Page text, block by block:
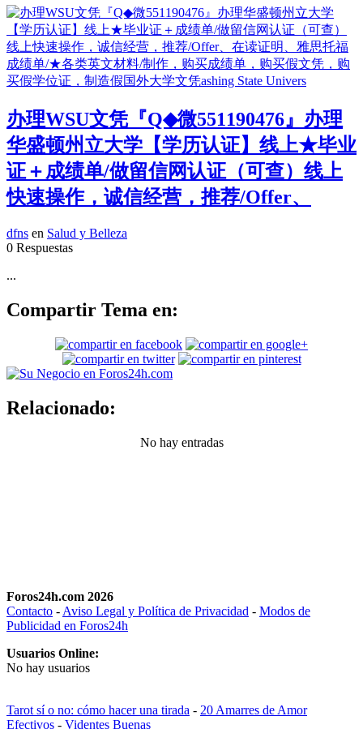
办理WSU文凭『Q◆微551190476』办理
华盛顿州立大学【学历认证】线上★毕业
证＋成绩单/做留信网认证（可查）线上
快速操作，诚信经营，推荐/Offer、
dfns en Salud y Belleza
0 Respuestas
...
Compartir Tema en:
Relacionado:
No hay entradas
Foros24h.com 2026
Contacto - Aviso Legal y Política de Privacidad - Modos de
Publicidad en Foros24h
Usuarios Online:
No hay usuarios
Tarot sí o no: cómo hacer una tirada - 20 Amarres de Amor
Efectivos - Videntes Buenas